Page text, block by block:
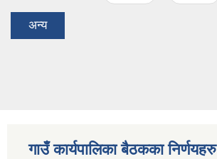
अन्य
गाउँ कार्यपालिका बैठकका निर्णयहरु